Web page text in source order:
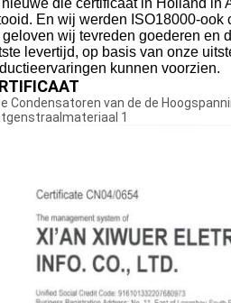
nieuwe die certificaat in Holland in
En wij werden ISO18000-ook
wij tevreden goederen en
levertijd, op basis van onze
kunnen voorzien.